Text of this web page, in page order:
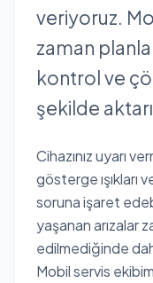
veriyoruz.
zaman
kontrol ve
şekilde
Cihazınız uyarı
gösterge ışıkları
soruna işaret
yaşanan arızalar
edilmediğinde
Mobil servis